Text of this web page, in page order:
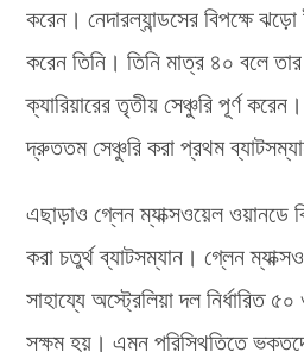
করেন। নেদারল্যান্ডসের বিপক্ষে
করেন তিনি। তিনি মাত্র ৪০ বলে
ক্যারিয়ারের তৃতীয় সেঞ্চুরি পূর্ণ
দ্রুততম সেঞ্চুরি করা প্রথম
এছাড়াও গ্লেন ম্যাক্সওয়েল ওয়ানডে
করা চতুর্থ ব্যাটসম্যান। গ্লেন
সাহায্যে অস্ট্রেলিয়া দল নির্ধারিত
সক্ষম হয়। এমন পরিস্থিতিতে